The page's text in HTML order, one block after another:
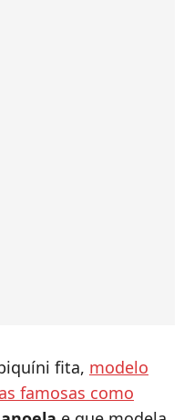
fita, modelo
famosas como